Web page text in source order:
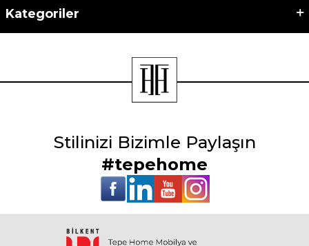
Kategoriler
Stilinizi Bizimle Paylaşın
#tepehome